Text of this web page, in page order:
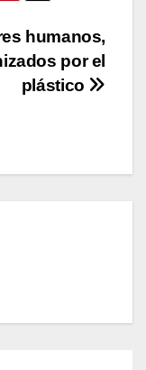
humanos,
por el
plástico